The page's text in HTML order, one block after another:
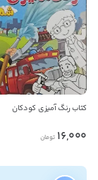
کتاب رنگ آمیزی کودکان
16,000 تومان